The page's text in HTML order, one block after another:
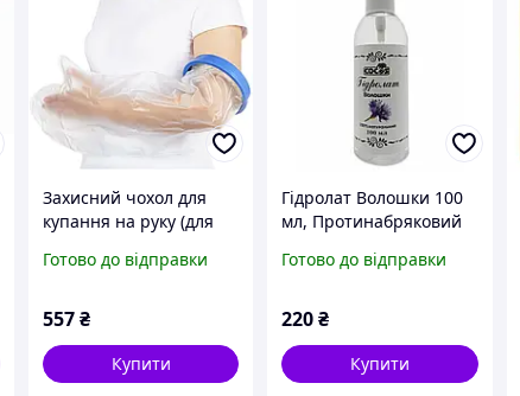
Захисний чохол для
купання на руку (для
Готово до відправки
557₴
Купити
Гідролат Волошки 100
мл, Протинабряковий
Квіткова вода, ТМ
Готово до відправки
220₴
Купити